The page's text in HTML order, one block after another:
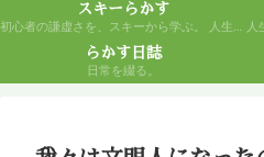
スキーらかす
初心者の謙虚さを、スキーから学ぶ。 人生もまた然り。
らかす日誌
日常を綴る。